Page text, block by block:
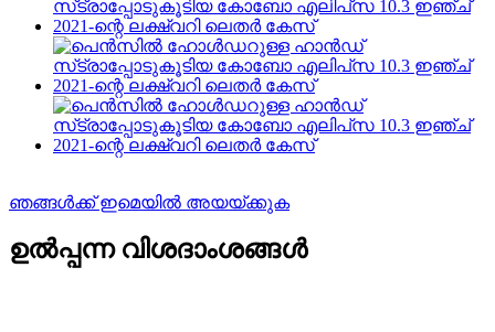
ഞങ്ങൾക്ക് ഇമെയിൽ അയയ്ക്കുക
ഉൽപ്പന്ന വിശദാംശങ്ങൾ